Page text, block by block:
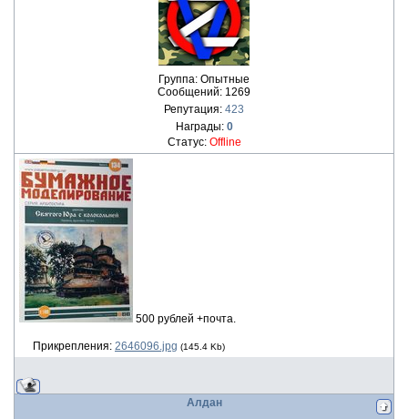
Группа: Опытные
Сообщений: 1269
Репутация: 423
Награды: 0
Статус: Offline
500 рублей +почта.
Прикрепления: 2646096.jpg (145.4 Kb)
Алдан